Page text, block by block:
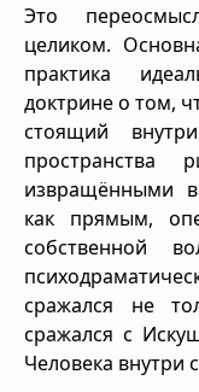
Это
целиком.
практика
доктрине о том,
стоящий
пространства
извращёнными
как прямым,
собственной
сражался не
сражался с
Человека внутри